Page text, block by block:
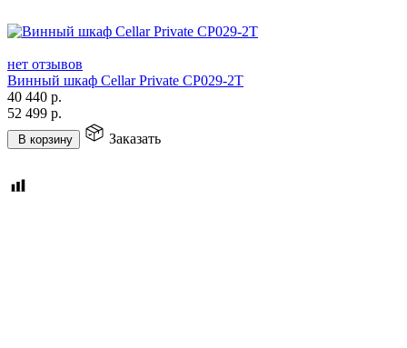
нет отзывов
Винный шкаф Cellar Private CP029-2T
40 440 р.
52 499 р.
В корзину Заказать